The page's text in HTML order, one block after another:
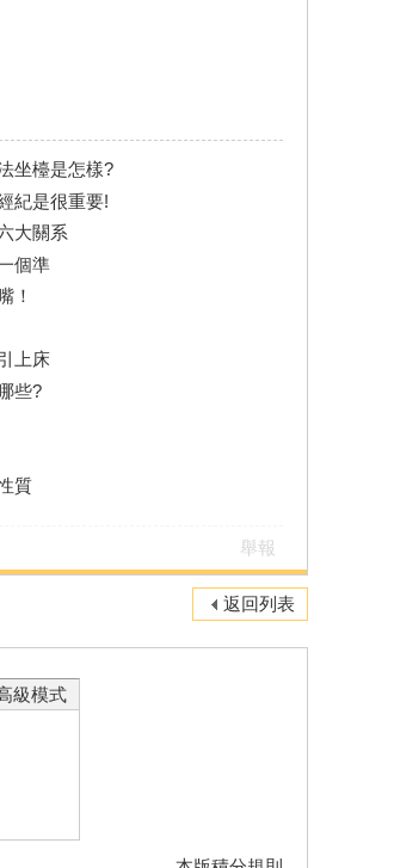
坐檯是怎樣?
紀是很重要!
大關系
個準
！
上床
些?
質
舉報
返回列表
級模式